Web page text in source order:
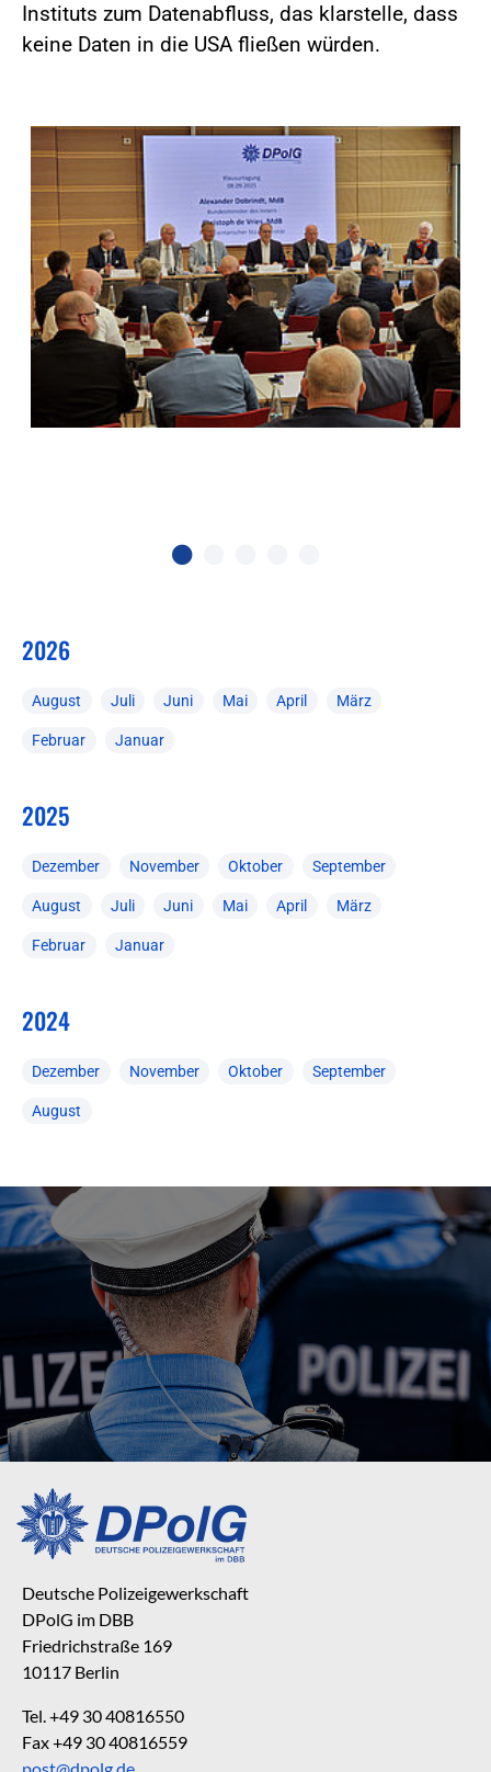
Instituts zum Datenabfluss, das klarstelle, dass
keine Daten in die USA fließen würden.
2026
August Juli Juni Mai April März
Februar Januar
2025
Dezember November Oktober September
August Juli Juni Mai April März
Februar Januar
2024
Dezember November Oktober September
August
Deutsche Polizeigewerkschaft
DPolG im DBB
Friedrichstraße 169
10117 Berlin
Tel. +49 30 40816550
Fax +49 30 40816559